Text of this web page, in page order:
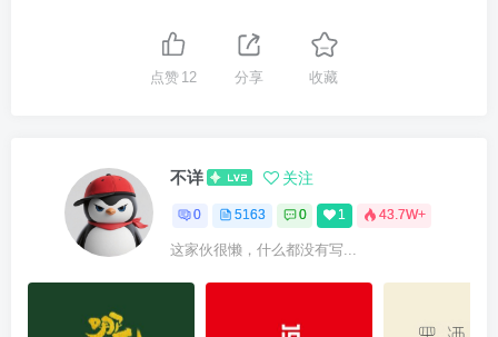
点赞 12 分享 收藏
不详 关注
0 5163 0 1 43.7W+
这家伙很懒，什么都没有写...